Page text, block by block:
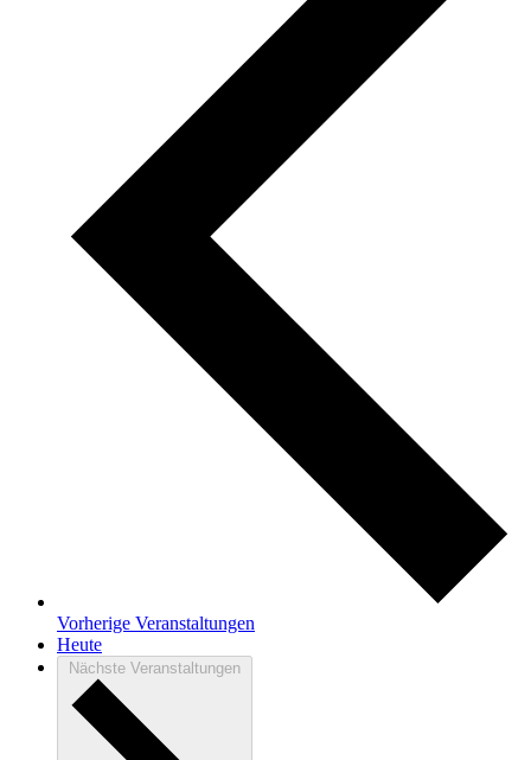
Vorherige Veranstaltungen
Heute
Nächste Veranstaltungen